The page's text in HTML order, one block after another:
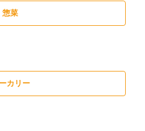
惣菜
カリー